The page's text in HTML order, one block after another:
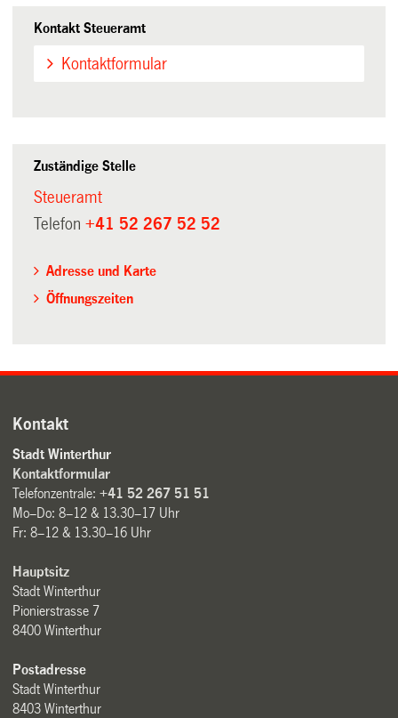
Kontakt Steueramt
Kontaktformular
Zuständige Stelle
Steueramt
Telefon+41 52 267 52 52
Adresse und Karte
Öffnungszeiten
Kontakt
Stadt Winterthur
Kontaktformular
Telefonzentrale:+41 52 267 51 51
Mo–Do: 8–12 & 13.30–17 Uhr
Fr: 8–12 & 13.30–16 Uhr
Hauptsitz
Stadt Winterthur
Pionierstrasse 7
8400 Winterthur
Postadresse
Stadt Winterthur
8403 Winterthur